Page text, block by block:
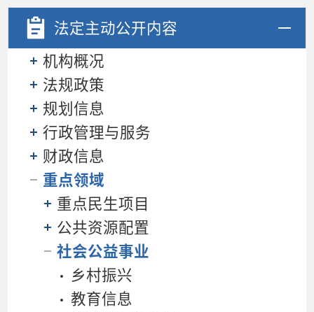
法定主动公开内容
机构概况
法规政策
规划信息
行政管理与服务
财政信息
重点领域
重点民生项目
公共资源配置
社会公益事业
乡村振兴
教育信息